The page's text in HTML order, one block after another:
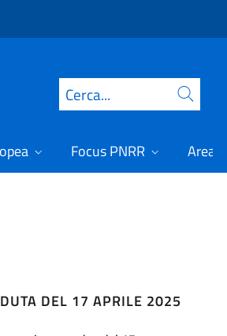
Cerca
Focus PNRR Area
DEL 17 APRILE 2025